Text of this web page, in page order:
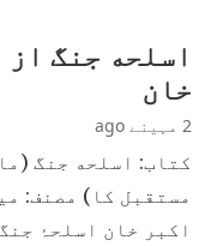
اسلحه جنگ
خان
2 مہینے ago
کتاب: اسلحه جنگ
مستقبل کا) مصنف:
اکبر خان اسلحۂ